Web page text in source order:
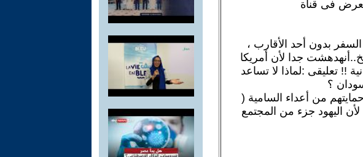
بدون أحد الأقارب ،
جدا لأن أمريكا
أنسانية !! تعليقى :لماذا لا تساعد
؟
من أعداء السامية (
لأن اليهود جزء من المجتمع